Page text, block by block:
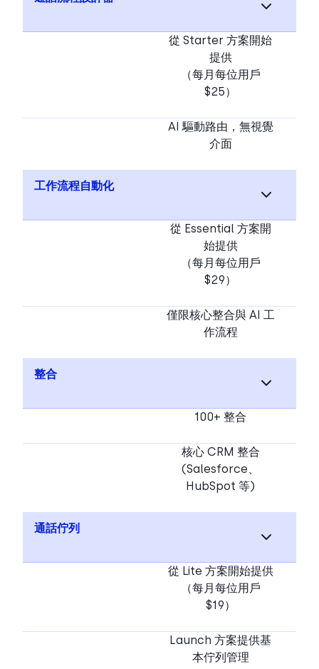
從 Starter 方案開始
提供
（每月每位用戶
$25）
AI 驅動路由，無視覺
介面
工作流程自動化
從 Essential 方案開
始提供
（每月每位用戶
$29）
僅限核心整合與 AI 工
作流程
整合
100+ 整合
核心 CRM 整合
(Salesforce、
HubSpot 等)
通話佇列
從 Lite 方案開始提供
（每月每位用戶
$19）
Launch 方案提供基
本佇列管理